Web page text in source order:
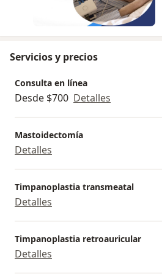
Servicios y precios
Consulta en línea
Desde $700 Detalles
Mastoidectomía
Detalles
Timpanoplastia transmeatal
Detalles
Timpanoplastia retroauricular
Detalles